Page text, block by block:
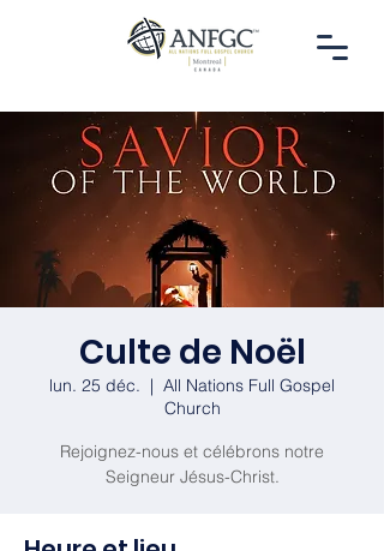
Culte de Noël
lun. 25 déc.
  |
All Nations Full Gospel
Church
Rejoignez-nous et célébrons notre
Seigneur Jésus-Christ.